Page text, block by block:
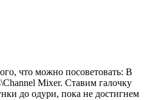
что можно посоветовать: В
Mixer. Ставим галочку
до одури, пока не достигнем